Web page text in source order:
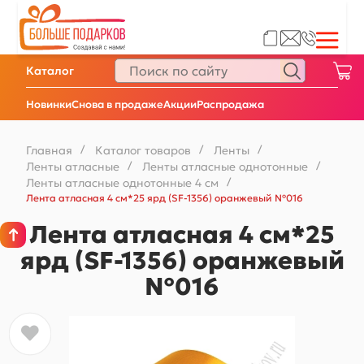
НовинкиСнова в продажеАкцииРаспродажа
Каталог
Главная / Каталог товаров / Ленты /
Ленты атласные / Ленты атласные однотонные /
Ленты атласные однотонные 4 см
/
Лента атласная 4 см*25 ярд (SF-1356) оранжевый №016
Лента атласная 4 см*25
ярд (SF-1356) оранжевый
№016